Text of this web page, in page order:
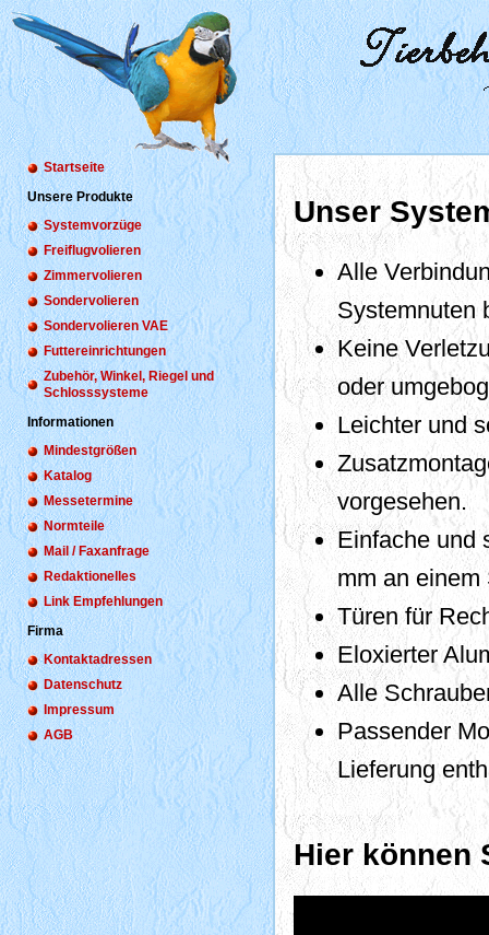
Startseite
Unsere Produkte
Systemvorzüge
Freiflugvolieren
Zimmervolieren
Sondervolieren
Sondervolieren VAE
Futtereinrichtungen
Zubehör, Winkel, Riegel und
Schlosssysteme
Informationen
Mindestgrößen
Katalog
Messetermine
Normteile
Mail / Faxanfrage
Redaktionelles
Link Empfehlungen
Firma
Kontaktadressen
Datenschutz
Impressum
AGB
Unser
Alle
Systemnuten
Keine
oder
Leichter und
vorgesehen.
Einfache und
mm an
Türen für
Eloxierter
Alle
Passender
Lieferung
Hier können